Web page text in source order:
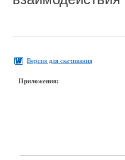
Версия для скачивания
Приложения: